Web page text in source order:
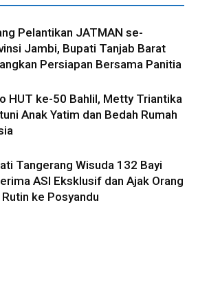
Pelantikan JATMAN se-
Jambi, Bupati Tanjab Barat
Persiapan Bersama Panitia
HUT ke-50 Bahlil, Metty Triantika
Anak Yatim dan Bedah Rumah
Tangerang Wisuda 132 Bayi
ASI Eksklusif dan Ajak Orang
Rutin ke Posyandu